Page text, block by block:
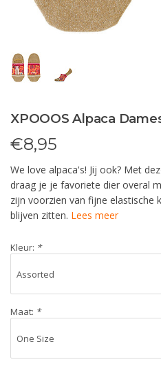
XPOOOS Alpaca
€8,95
We love alpaca's! Jij ook? Met
draag je je favoriete dier overal
zijn voorzien van fijne elastische
blijven zitten. Lees meer
Kleur: *
Maat: *